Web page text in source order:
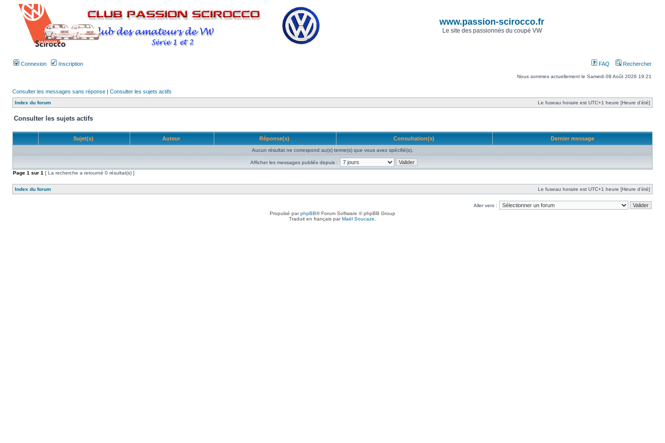
www.passion-scirocco.fr
Le site des passionnés du coupé VW
Connexion Inscription FAQ Rechercher
Nous sommes actuellement le Samedi 08 Août 2026 19:21
Consulter les messages sans réponse | Consulter les sujets actifs
Index du forum Le fuseau horaire est UTC+1 heure [Heure d’été]
Consulter les sujets actifs
Sujet(s) Auteur Réponse(s) Consultation(s) Dernier message
Aucun résultat ne correspond au(x) terme(s) que vous avez spécifié(s).
Afficher les messages publiés depuis :
Page 1 sur 1 [ La recherche a retourné 0 résultat(s) ]
Index du forum Le fuseau horaire est UTC+1 heure [Heure d’été]
Aller vers :
Propulsé parphpBB® Forum Software © phpBB Group
Traduit en français parMaël Soucaze